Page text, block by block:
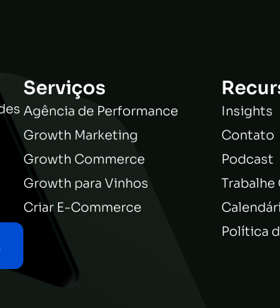
Serviços
Agência de Performance
Growth Marketing
Growth Commerce
Growth para Vinhos
Criar E-Commerce
Insights
Contato
Podcast
Política